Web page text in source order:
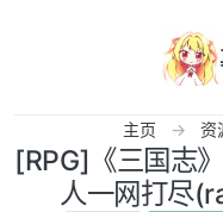
主页 资
[RPG]《三国志
人一网打尽